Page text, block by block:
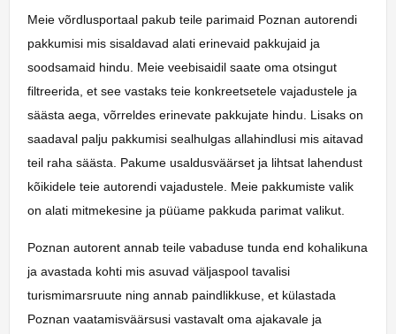
Meie võrdlusportaal pakub teile parimaid Poznan autorendi
pakkumisi mis sisaldavad alati erinevaid pakkujaid ja
soodsamaid hindu. Meie veebisaidil saate oma otsingut
filtreerida, et see vastaks teie konkreetsetele vajadustele ja
säästa aega, võrreldes erinevate pakkujate hindu. Lisaks on
saadaval palju pakkumisi sealhulgas allahindlusi mis aitavad
teil raha säästa. Pakume usaldusväärset ja lihtsat lahendust
kõikidele teie autorendi vajadustele. Meie pakkumiste valik
on alati mitmekesine ja püüame pakkuda parimat valikut.
Poznan autorent annab teile vabaduse tunda end kohalikuna
ja avastada kohti mis asuvad väljaspool tavalisi
turismimarsruute ning annab paindlikkuse, et külastada
Poznan vaatamisväärsusi vastavalt oma ajakavale ja